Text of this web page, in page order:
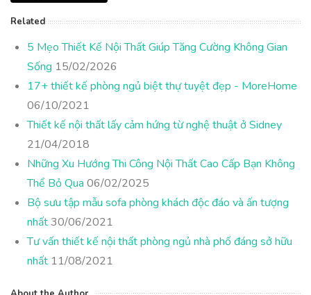
Related
5 Mẹo Thiết Kế Nội Thất Giúp Tăng Cường Không Gian
Sống 15/02/2026
17+ thiết kế phòng ngủ biệt thự tuyệt đẹp - MoreHome
06/10/2021
Thiết kế nội thất lấy cảm hứng từ nghệ thuật ở Sidney
21/04/2018
Những Xu Hướng Thi Công Nội Thất Cao Cấp Bạn Không
Thể Bỏ Qua 06/02/2025
Bộ sưu tập mẫu sofa phòng khách độc đáo và ấn tượng
nhất30/06/2021
Tư vấn thiết kế nội thất phòng ngủ nhà phố đáng sở hữu
nhất 11/08/2021